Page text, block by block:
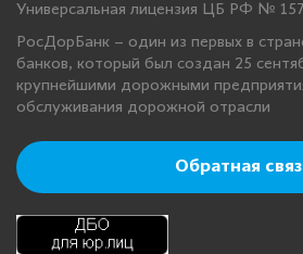
Универсальная лицензия ЦБ РФ №
РосДорБанк – один из первых в
банков, который был создан 25
крупнейшими дорожными
обслуживания дорожной отрасли
Обратная